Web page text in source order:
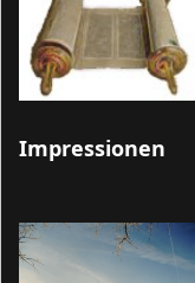
Impressionen